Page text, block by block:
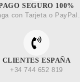
SEGURO 100%
con Tarjeta o PayPal.
CLIENTES ESPAÑA
+34 744 652 819